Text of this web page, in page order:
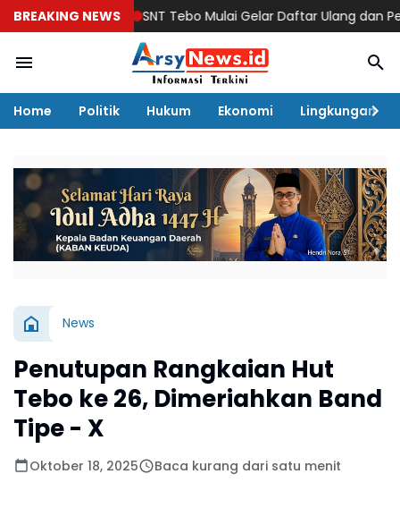
BREAKING NEWSSNT Tebo Mulai Gelar Daftar Ulang dan
Home Politik Hukum Ekonomi Lingkungan
News
Penutupan Rangkaian Hut
Tebo ke 26, Dimeriahkan Band
Tipe - X
Oktober 18, 2025 Baca kurang dari satu menit